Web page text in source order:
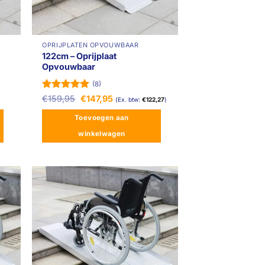
OPRIJPLATEN OPVOUWBAAR
122cm – Oprijplaat
Opvouwbaar
Gewaardeerd
(8)
€159,95 Oorspronkelijke
was:
€159,95.
€147,95Huidige
prijs
is:
€147,95.
(Ex. btw: €122,27)
Toevoegen aan
winkelwagen